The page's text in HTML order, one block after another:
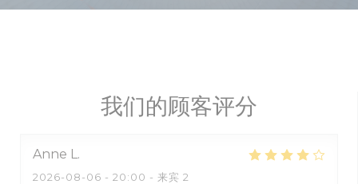
我们的顾客评分
Anne L
2026-08-06 - 20:00 - 来宾 2